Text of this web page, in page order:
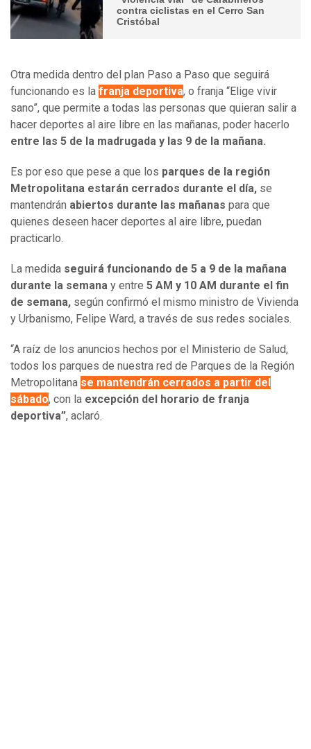
contra ciclistas en el Cerro San
Cristóbal
Otra medida dentro del plan Paso a Paso que seguirá
funcionando es la franja deportiva, o franja “Elige vivir
sano”, que permite a todas las personas que quieran salir a
hacer deportes al aire libre en las mañanas, poder hacerlo
entre las 5 de la madrugada y las 9 de la mañana.
Es por eso que pese a que los parques de la región
Metropolitana estarán cerrados durante el día, se
mantendrán abiertos durante las mañanas para que
quienes deseen hacer deportes al aire libre, puedan
practicarlo.
La medida seguirá funcionando de 5 a 9 de la mañana
durante la semana y entre 5 AM y 10 AM durante el fin
de semana, según confirmó el mismo ministro de Vivienda
y Urbanismo, Felipe Ward, a través de sus redes sociales.
“A raíz de los anuncios hechos por el Ministerio de Salud,
todos los parques de nuestra red de Parques de la Región
Metropolitana se mantendrán cerrados a partir del
sábado, con la excepción del horario de franja
deportiva”, aclaró.